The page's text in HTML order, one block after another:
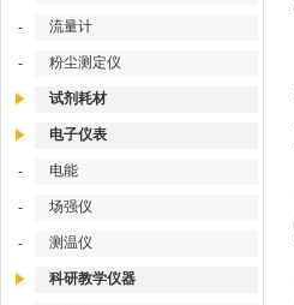
- 流量计
- 粉尘测定仪
试剂耗材
电子仪表
- 电能
- 场强仪
- 测温仪
科研教学仪器